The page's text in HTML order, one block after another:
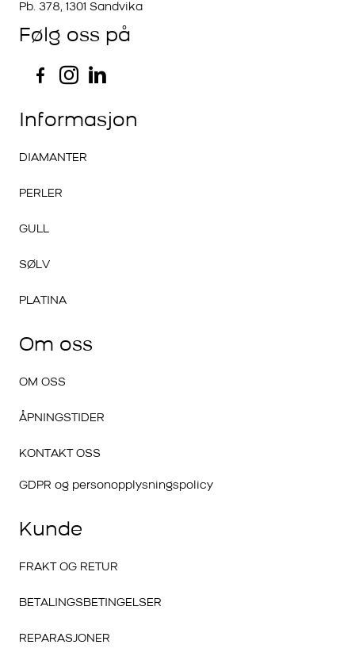
Pb. 378, 1301 Sandvika
Følg oss på
Informasjon
DIAMANTER
PERLER
GULL
SØLV
PLATINA
Om oss
OM OSS
ÅPNINGSTIDER
KONTAKT OSS
GDPR og personopplysningspolicy
Kunde
FRAKT OG RETUR
BETALINGSBETINGELSER
REPARASJONER